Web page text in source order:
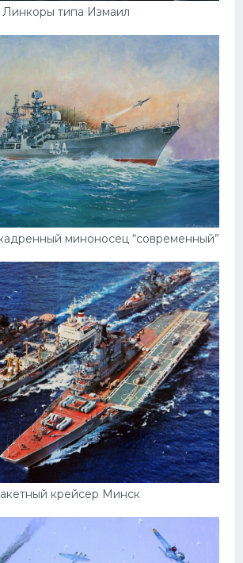
Линкоры типа Измаил
миноносец “современный”
крейсер Минск